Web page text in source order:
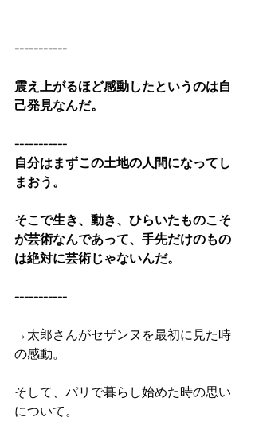
-----------
震え上がるほど感動したというのは自
己発見なんだ。
-----------
自分はまずこの土地の人間になってし
まおう。
そこで生き、動き、ひらいたものこそ
が芸術なんであって、手先だけのもの
は絶対に芸術じゃないんだ。
-----------
→太郎さんがセザンヌを最初に見た時
の感動。
そして、パリで暮らし始めた時の思い
について。